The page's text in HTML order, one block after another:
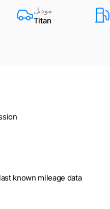
موديل
Titan
known mileage data